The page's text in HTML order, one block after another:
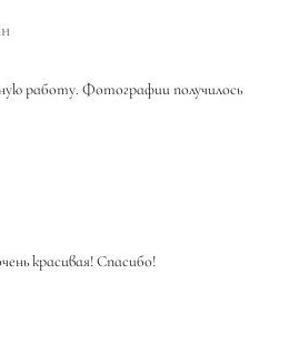
работу. Фотографии получилось
красивая! Спасибо!